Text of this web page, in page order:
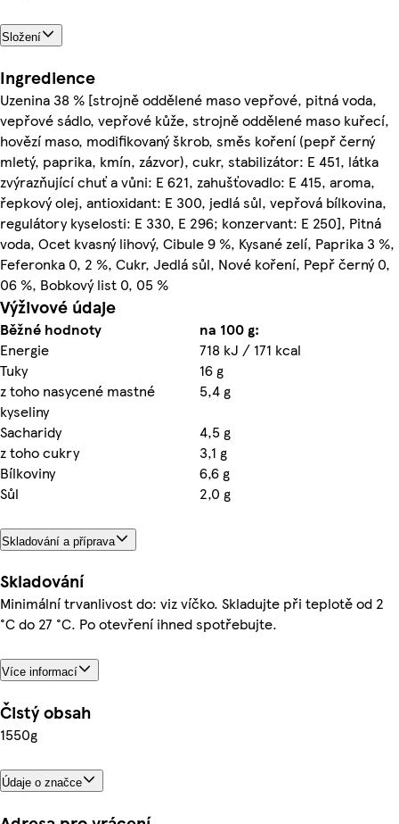
Složení
Ingredience
Uzenina 38 % [strojně oddělené maso vepřové, pitná voda,
vepřové sádlo, vepřové kůže, strojně oddělené maso kuřecí,
hovězí maso, modifikovaný škrob, směs koření (pepř černý
mletý, paprika, kmín, zázvor), cukr, stabilizátor: E 451, látka
zvýrazňující chuť a vůni: E 621, zahušťovadlo: E 415, aroma,
řepkový olej, antioxidant: E 300, jedlá sůl, vepřová bílkovina,
regulátory kyselosti: E 330, E 296; konzervant: E 250], Pitná
voda, Ocet kvasný lihový, Cibule 9 %, Kysané zelí, Paprika 3 %,
Feferonka 0, 2 %, Cukr, Jedlá sůl, Nové koření, Pepř černý 0,
06 %, Bobkový list 0, 05 %
Výživové údaje
Běžné hodnoty
na 100 g:
Energie
718 kJ / 171 kcal
Tuky
16 g
z toho nasycené mastné
kyseliny
5,4 g
Sacharidy
4,5 g
z toho cukry
3,1 g
Bílkoviny
6,6 g
Sůl
2,0 g
Skladování a příprava
Skladování
Minimální trvanlivost do: viz víčko. Skladujte při teplotě od 2
°C do 27 °C. Po otevření ihned spotřebujte.
Více informací
Čistý obsah
1550g
Údaje o značce